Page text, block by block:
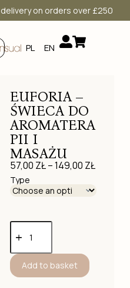
on orders over £250
PL EN
EUFORIA –
ŚWIECA DO
AROMATERA
PII I
MASAŻU
57,00 ZŁ–149,00 ZŁ
Type
Add to basket